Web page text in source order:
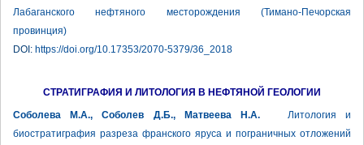
Лабаганского нефтяного месторождения (Тимано-Печорская
провинция)
DOI: https://doi.org/10.17353/2070-5379/36_2018
СТРАТИГРАФИЯ И ЛИТОЛОГИЯ В НЕФТЯНОЙ ГЕОЛОГИИ
Соболева М.А., Соболев Д.Б., Матвеева Н.А. Литология и
биостратиграфия разреза франского яруса и пограничных отложений